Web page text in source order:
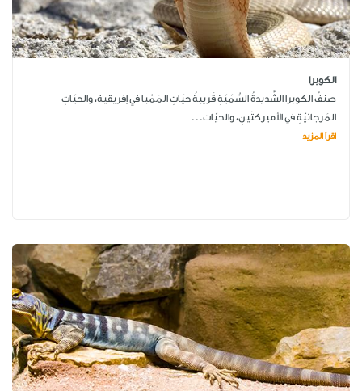
الكوبرا
صنفُ الكوبرا الشَّديدةُ السُّمّيّةِ قَريبةُ حيّاتِ المَمْبا في إفريقية، والحيّاتِ
المَرجانيّةِ في الأميركتَينِ، والحيّات...
اقرأ المزيد